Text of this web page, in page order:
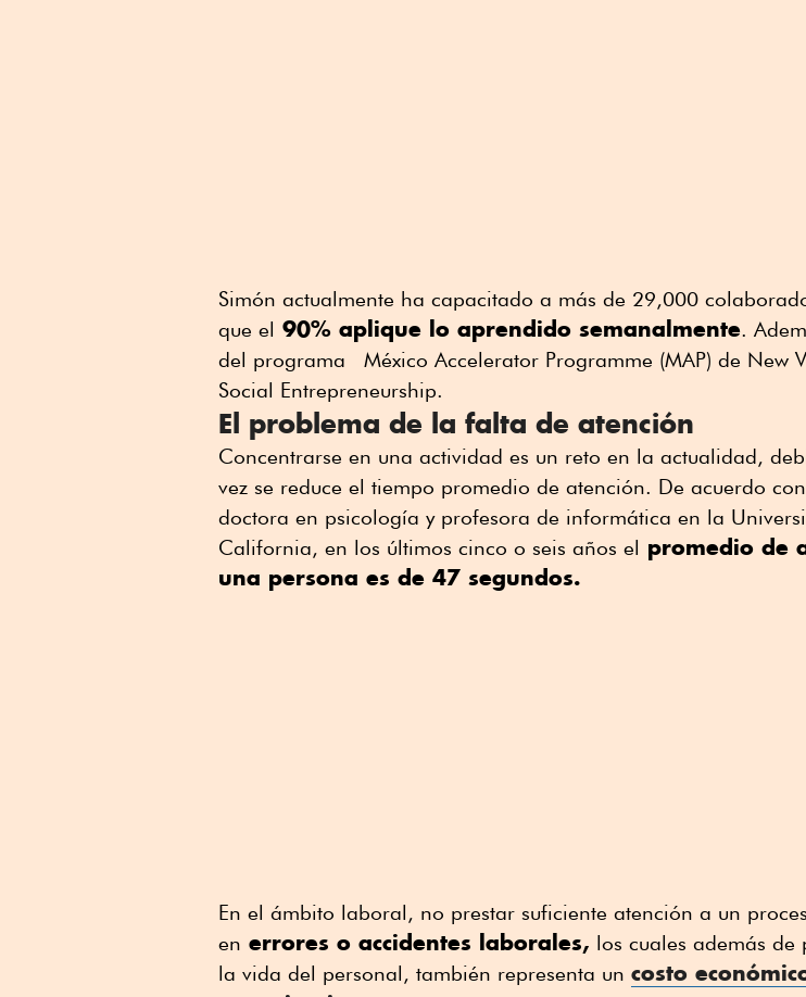
Simón actualmente ha capacitado a más de 29,000
que el 90% aplique lo aprendido semanalmente.
del programa México Accelerator Programme (MAP) de New
Social Entrepreneurship.
El problema de la falta de atención
Concentrarse en una actividad es un reto en la actualidad,
vez se reduce el tiempo promedio de atención. De acuerdo
doctora en psicología y profesora de informática en la
California, en los últimos cinco o seis años el promedio de
una persona es de 47 segundos.
En el ámbito laboral, no prestar suficiente atención a un
en errores o accidentes laborales, los cuales además de
la vida del personal, también representa un costo